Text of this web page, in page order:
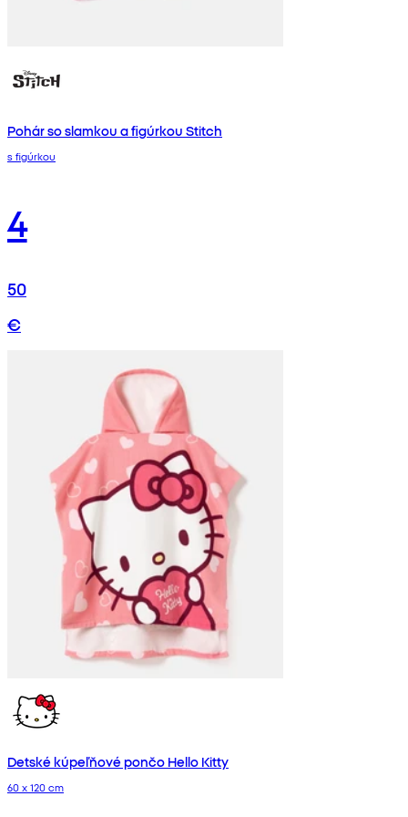
Pohár so slamkou a figúrkou Stitch
s figúrkou
4
50
€
Detské kúpeľňové pončo Hello Kitty
60 x 120 cm